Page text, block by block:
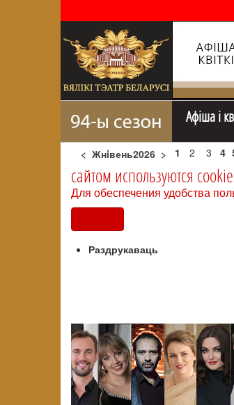
Афiша i
< Жнiвень2026 > 1 2 3 4
сайтом используются
Для обеспечения удобства
Раздрукаваць